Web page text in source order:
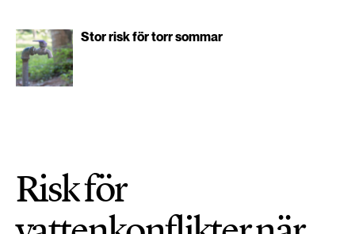
Stor risk för torr sommar
Risk för